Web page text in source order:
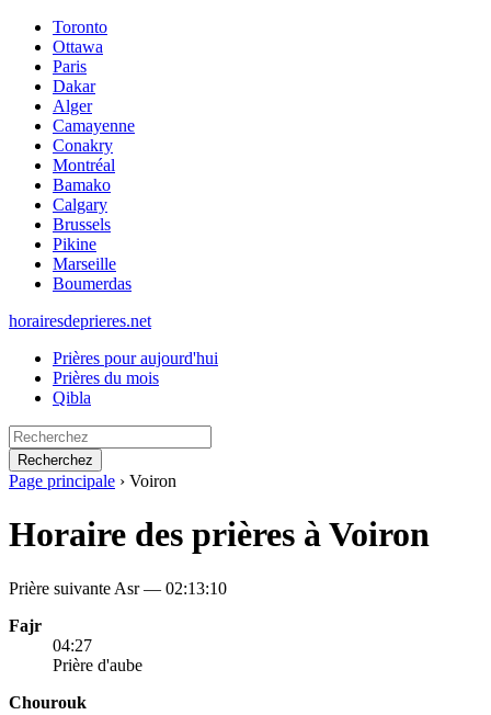
Toronto
Ottawa
Paris
Dakar
Alger
Camayenne
Conakry
Montréal
Bamako
Calgary
Brussels
Pikine
Marseille
Boumerdas
horairesdeprieres.net
Prières pour aujourd'hui
Prières du mois
Qibla
Recherchez
Page principale › Voiron
Horaire des prières à Voiron
Prière suivante Asr — 02:13:10
Fajr
04:27
Prière d'aube
Chourouk